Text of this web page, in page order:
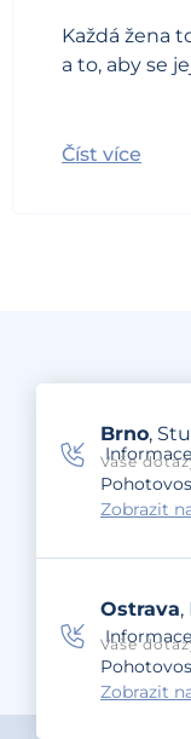
Každá žena
a to, aby se
Číst více
Brno,
Informace
Vaše
Zobrazit
Ostrava,
Informace
Vaše
Zobrazit